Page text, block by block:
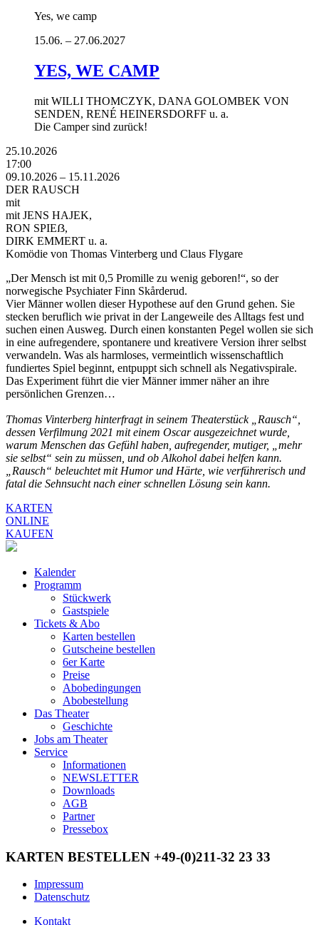
Yes, we camp
15.06. – 27.06.2027
YES, WE CAMP
mit WILLI THOMCZYK, DANA GOLOMBEK VON
SENDEN, RENÉ HEINERSDORFF u. a.
Die Camper sind zurück!
25.10.2026
17:00
09.10.2026 – 15.11.2026
DER RAUSCH
mit
mit JENS HAJEK,
RON SPIEẞ,
DIRK EMMERT u. a.
Komödie von Thomas Vinterberg und Claus Flygare
„Der Mensch ist mit 0,5 Promille zu wenig geboren!“, so der
norwegische Psychiater Finn Skårderud.
Vier Männer wollen dieser Hypothese auf den Grund gehen. Sie
stecken beruflich wie privat in der Langeweile des Alltags fest und
suchen einen Ausweg. Durch einen konstanten Pegel wollen sie sich
in eine aufregendere, spontanere und kreativere Version ihrer selbst
verwandeln. Was als harmloses, vermeintlich wissenschaftlich
fundiertes Spiel beginnt, entpuppt sich schnell als Negativspirale.
Das Experiment führt die vier Männer immer näher an ihre
persönlichen Grenzen…
Thomas Vinterberg hinterfragt in seinem Theaterstück „Rausch“,
dessen Verfilmung 2021 mit einem Oscar ausgezeichnet wurde,
warum Menschen das Gefühl haben, aufregender, mutiger, „mehr
sie selbst“ sein zu müssen, und ob Alkohol dabei helfen kann.
„Rausch“ beleuchtet mit Humor und Härte, wie verführerisch und
fatal die Sehnsucht nach einer schnellen Lösung sein kann.
KARTEN
ONLINE
KAUFEN
Kalender
Programm
Stückwerk
Gastspiele
Tickets & Abo
Karten bestellen
Gutscheine bestellen
6er Karte
Preise
Abobedingungen
Abobestellung
Das Theater
Geschichte
Jobs am Theater
Service
Informationen
NEWSLETTER
Downloads
AGB
Partner
Pressebox
KARTEN BESTELLEN +49-(0)211-32 23 33
Impressum
Datenschutz
Kontakt